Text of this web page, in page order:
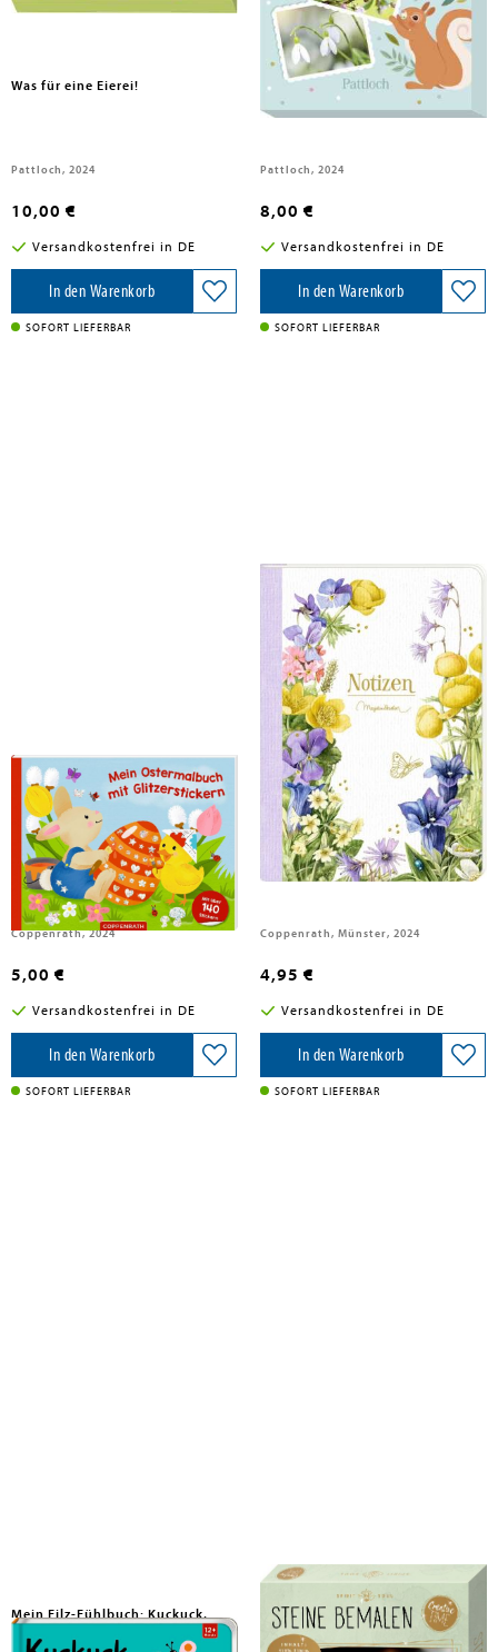
Was für eine Eierei!
Pattloch, 2024
10,00 €
Versandkostenfrei in DE
In den Warenkorb
SOFORT LIEFERBAR
Kennst du den Frühling?
Pattloch, 2024
8,00 €
Versandkostenfrei in DE
In den Warenkorb
SOFORT LIEFERBAR
Mein Ostermalbuch mit
Glitzerstickern
Coppenrath, 2024
5,00 €
Versandkostenfrei in DE
In den Warenkorb
SOFORT LIEFERBAR
Notizhefte DIN A5
Coppenrath, Münster, 2024
4,95 €
Versandkostenfrei in DE
In den Warenkorb
SOFORT LIEFERBAR
Mein Filz-Fühlbuch: Kuckuck,
kleines Küken!
Steine bemalen